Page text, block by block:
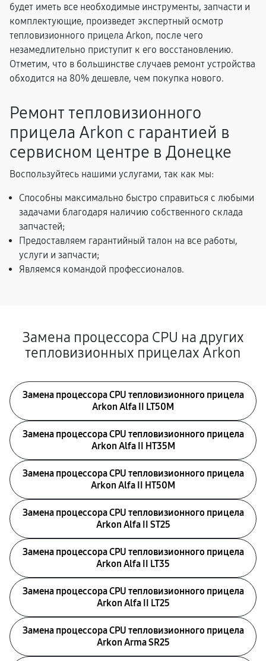
будет иметь все необходимые инструменты, запчасти и
комплектующие, произведет экспертный осмотр
тепловизионного прицела Arkon, после чего
незамедлительно приступит к его восстановлению.
Отметим, что в большинстве случаев ремонт устройства
обходится на 80% дешевле, чем покупка нового.
Ремонт тепловизионного
прицела Arkon с гарантией в
сервисном центре в Донецке
Воспользуйтесь нашими услугами, так как мы:
Способны максимально быстро справиться с любыми
задачами благодаря наличию собственного склада
запчастей;
Предоставляем гарантийный талон на все работы,
услуги и запчасти;
Являемся командой профессионалов.
Замена процессора CPU на других
тепловизионных прицелах Arkon
Замена процессора CPU тепловизионного прицела
Arkon Alfa II LT50M
Замена процессора CPU тепловизионного прицела
Arkon Alfa II HT35M
Замена процессора CPU тепловизионного прицела
Arkon Alfa II HT50M
Замена процессора CPU тепловизионного прицела
Arkon Alfa II ST25
Замена процессора CPU тепловизионного прицела
Arkon Alfa II LT35
Замена процессора CPU тепловизионного прицела
Arkon Alfa II LT25
Замена процессора CPU тепловизионного прицела
Arkon Arma SR25